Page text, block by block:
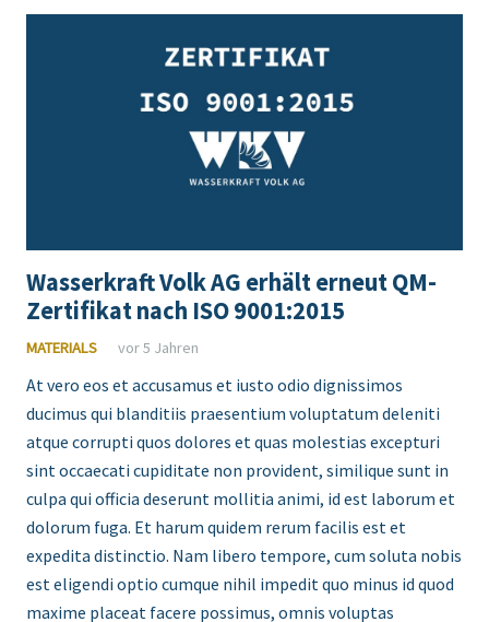
Wasserkraft Volk AG erhält erneut QM-
Zertifikat nach ISO 9001:2015
MATERIALS vor 5 Jahren
At vero eos et accusamus et iusto odio dignissimos
ducimus qui blanditiis praesentium voluptatum deleniti
atque corrupti quos dolores et quas molestias excepturi
sint occaecati cupiditate non provident, similique sunt in
culpa qui officia deserunt mollitia animi, id est laborum et
dolorum fuga. Et harum quidem rerum facilis est et
expedita distinctio. Nam libero tempore, cum soluta nobis
est eligendi optio cumque nihil impedit quo minus id quod
maxime placeat facere possimus, omnis voluptas